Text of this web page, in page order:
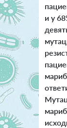
и у